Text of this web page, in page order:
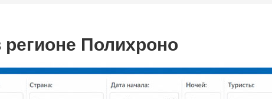
Полихроно